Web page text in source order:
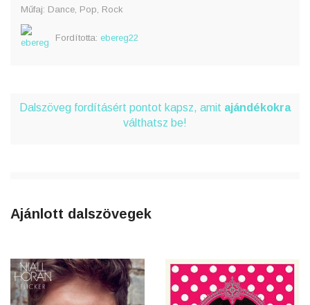
Műfaj: Dance, Pop, Rock
Fordította: ebereg22
Dalszöveg fordításért pontot kapsz, amit ajándékokra
válthatsz be!
Ajánlott dalszövegek